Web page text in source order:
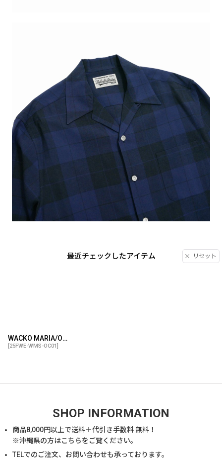
最近チェックしたアイテム リセット
WACKO MARIA/OMBRE CHECK OPEN COLLAR SHIRT（NAVY）［オンブレチェックオープンカラーシャツ-25秋冬］
[25FWE-WMS-OC01]
SHOP INFORMATION
商品8,000円以上で送料＋代引き手数料 無料！
※沖縄県の方はこちらをご覧ください。
TELでのご注文、お問い合わせも承っております。